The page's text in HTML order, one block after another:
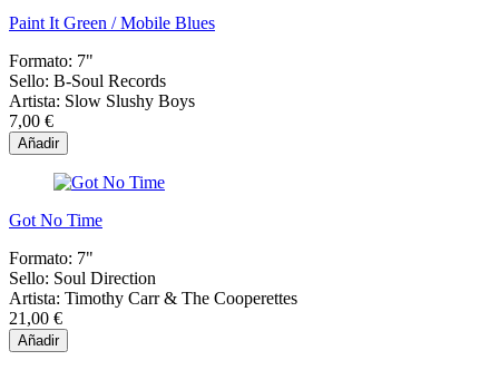
Paint It Green / Mobile Blues
Formato: 7"
Sello: B-Soul Records
Artista: Slow Slushy Boys
7,00 €
Añadir
Got No Time
Formato: 7"
Sello: Soul Direction
Artista: Timothy Carr & The Cooperettes
21,00 €
Añadir